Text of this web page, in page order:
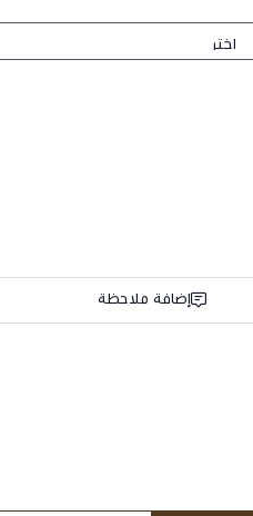
إضافة ملاحظة